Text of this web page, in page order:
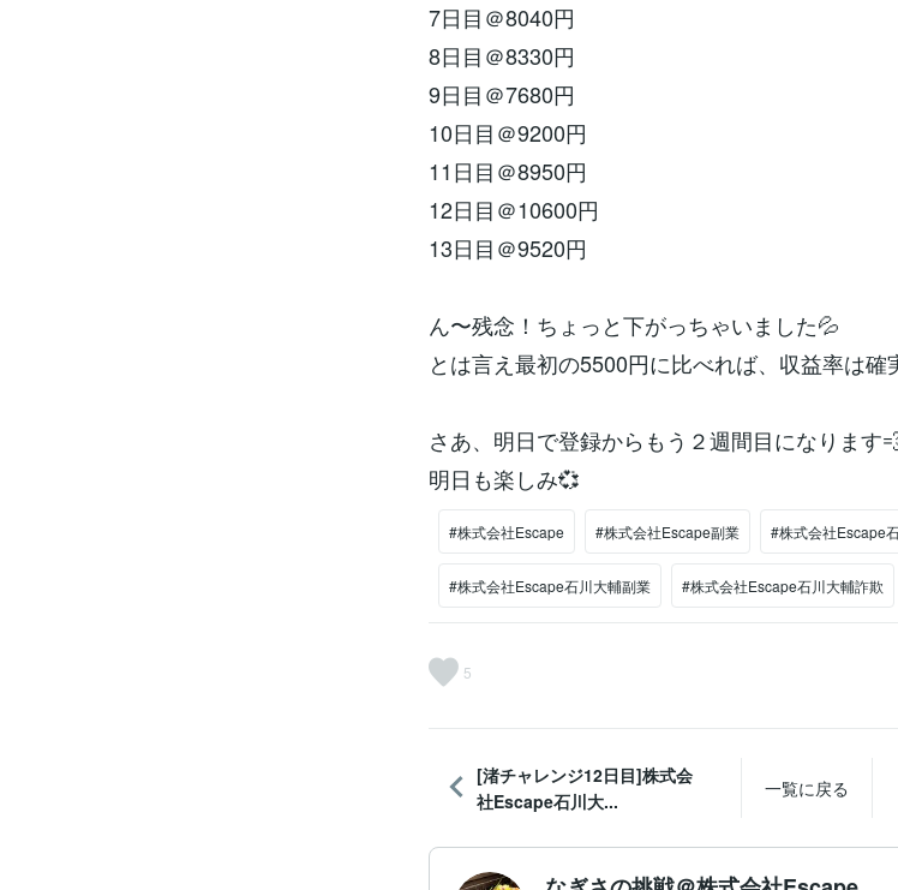
7日目＠8040円
8日目＠8330円
9日目＠7680円
10日目＠9200円
11日目＠8950円
12日目＠10600円
13日目＠9520円
ん〜残念！ちょっと下がっちゃいました💦
とは言え最初の5500円に比べれば、収益率は確
さあ、明日で登録からもう２週間目になります
明日も楽しみ💞
#株式会社Escape #株式会社Escape副業 #株式会社Escape
#株式会社Escape石川大輔副業 #株式会社Escape石川大輔詐欺
5
[渚チャレンジ12日目]株式会
社Escape石川大...
一覧に戻る